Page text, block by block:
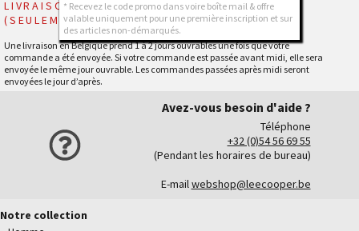
LIVRAISON GRATUITE À PARTIR DE € 79,95
(SEULEMENT BE)
Une livraison en Belgique prend 1 à 2 jours ouvrables une fois que votre
commande a été envoyée. Si votre commande est passée avant midi, elle sera
envoyée le même jour ouvrable. Les commandes passées après midi seront
envoyées le jour d’après.
Avez-vous besoin d'aide ?
Téléphone
+32 (0)54 56 69 55
(Pendant les horaires de bureau)
E-mailwebshop@leecooper.be
Notre collection
* Recevez le code promo dans voire boîte mail & offre
valable uniquement pour une première inscription et sur
des articles non-démarqués.